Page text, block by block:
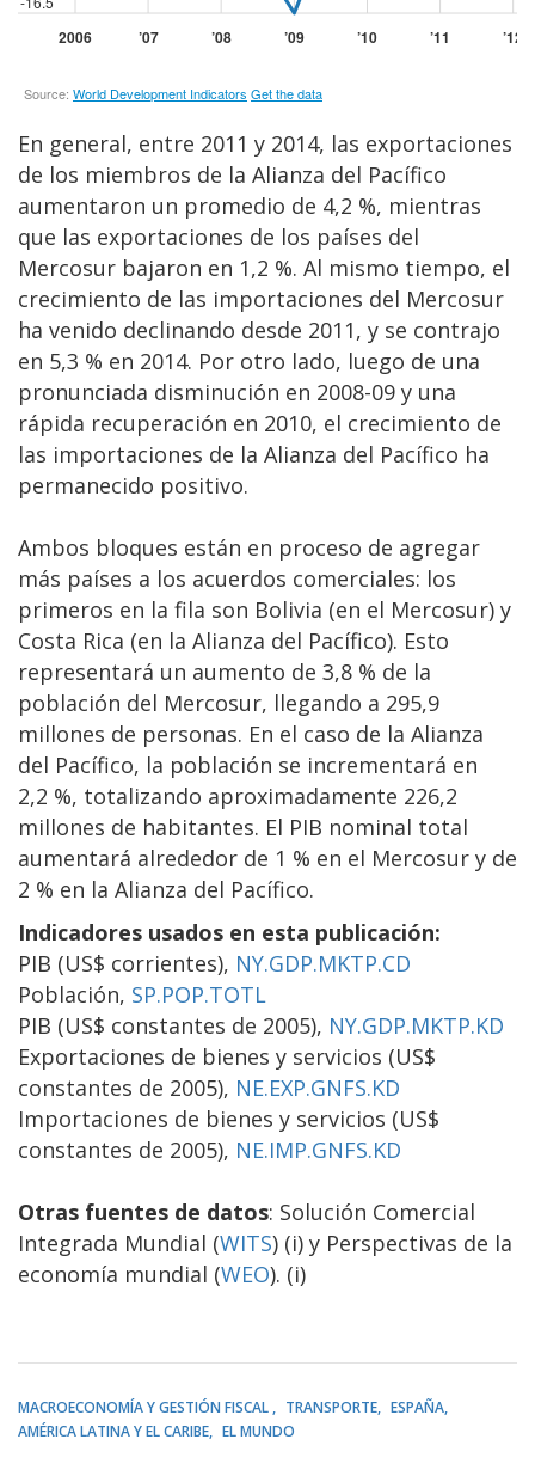
En general, entre 2011 y 2014, las exportaciones
de los miembros de la Alianza del Pacífico
aumentaron un promedio de 4,2 %, mientras
que las exportaciones de los países del
Mercosur bajaron en 1,2 %. Al mismo tiempo, el
crecimiento de las importaciones del Mercosur
ha venido declinando desde 2011, y se contrajo
en 5,3 % en 2014. Por otro lado, luego de una
pronunciada disminución en 2008-09 y una
rápida recuperación en 2010, el crecimiento de
las importaciones de la Alianza del Pacífico ha
permanecido positivo.
Ambos bloques están en proceso de agregar
más países a los acuerdos comerciales: los
primeros en la fila son Bolivia (en el Mercosur) y
Costa Rica (en la Alianza del Pacífico). Esto
representará un aumento de 3,8 % de la
población del Mercosur, llegando a 295,9
millones de personas. En el caso de la Alianza
del Pacífico, la población se incrementará en
2,2 %, totalizando aproximadamente 226,2
millones de habitantes. El PIB nominal total
aumentará alrededor de 1 % en el Mercosur y de
2 % en la Alianza del Pacífico.
Indicadores usados en esta publicación:
PIB (US$ corrientes), NY.GDP.MKTP.CD
Población, SP.POP.TOTL
PIB (US$ constantes de 2005), NY.GDP.MKTP.KD
Exportaciones de bienes y servicios (US$
constantes de 2005), NE.EXP.GNFS.KD
Importaciones de bienes y servicios (US$
constantes de 2005), NE.IMP.GNFS.KD
Otras fuentes de datos: Solución Comercial
Integrada Mundial (WITS) (i) y Perspectivas de la
economía mundial (WEO). (i)
MACROECONOMÍA Y GESTIÓN FISCAL TRANSPORTE
ESPAÑA
AMÉRICA LATINA Y EL CARIBE
EL MUNDO